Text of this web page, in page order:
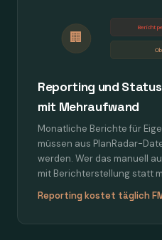
🏢
Bericht
Reporting und
mit Mehraufwand
Monatliche Berichte für
müssen aus PlanRadar-
werden. Wer das manuell
mit Berichterstellung statt
Reporting kostet täglich